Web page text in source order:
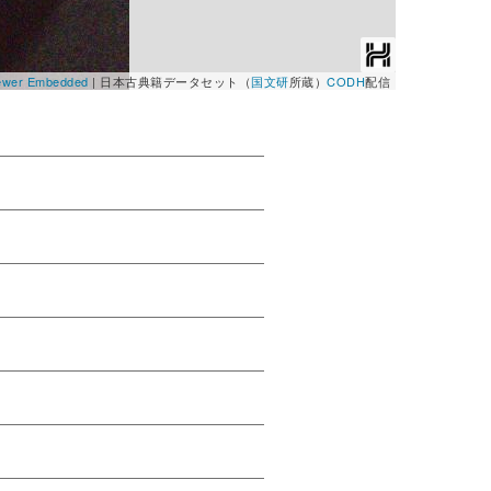
Embedded | 日本古典籍データセット（国文研所蔵） CODH配信